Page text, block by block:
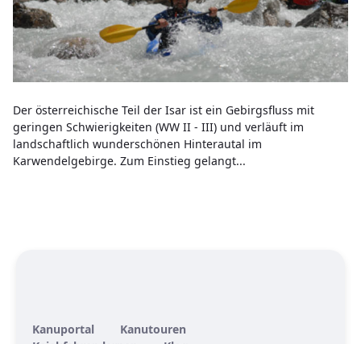
Der österreichische Teil der Isar ist ein Gebirgsfluss mit
geringen Schwierigkeiten (WW II - III) und verläuft im
landschaftlich wunderschönen Hinterautal im
Karwendelgebirge. Zum Einstieg gelangt...
Kanuportal
Kanutouren